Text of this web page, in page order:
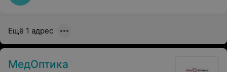
Ещё 1 адрес
МедОптика